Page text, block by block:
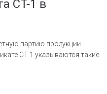
СТ-1 в
партию продукции
СТ 1 указываются такие